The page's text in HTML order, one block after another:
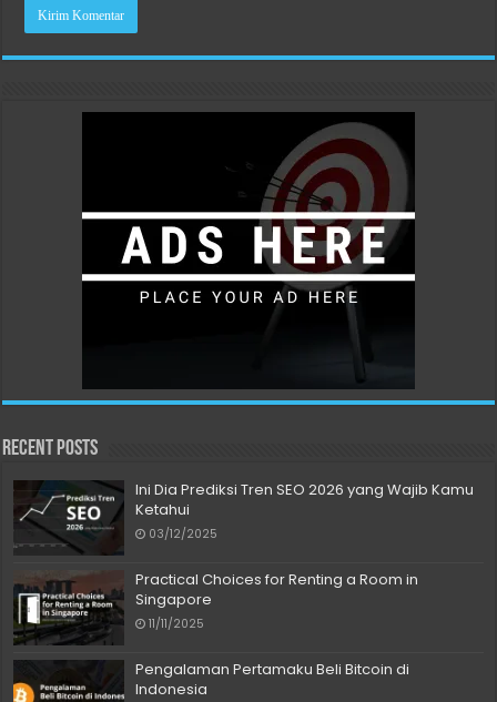
Recent Posts
Ini Dia Prediksi Tren SEO 2026 yang Wajib Kamu
Ketahui
03/12/2025
Practical Choices for Renting a Room in
Singapore
11/11/2025
Pengalaman Pertamaku Beli Bitcoin di
Indonesia